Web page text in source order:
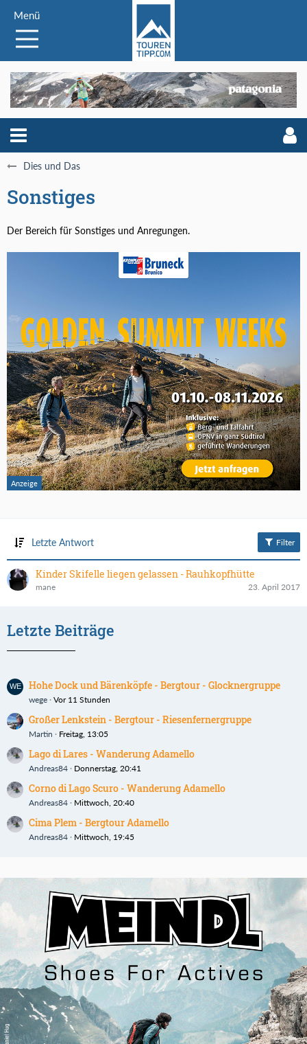
Menü
Dies und Das
Sonstiges
Der Bereich für Sonstiges und Anregungen.
Letzte Antwort Filter
Kinder Skifelle liegen gelassen - Rauhkopfhütte
mane 23. April 2017
Letzte Beiträge
Hohe Dock und Bärenköpfe - Bergtour - Glocknergruppe
wege Vor 11 Stunden
Großer Lenkstein - Bergtour - Riesenfernergruppe
Martin Freitag, 13:05
Lago di Lares - Wanderung Adamello
Andreas84 Donnerstag, 20:41
Corno di Lago Scuro - Wanderung Adamello
Andreas84 Mittwoch, 20:40
Cima Plem - Bergtour Adamello
Andreas84 Mittwoch, 19:45